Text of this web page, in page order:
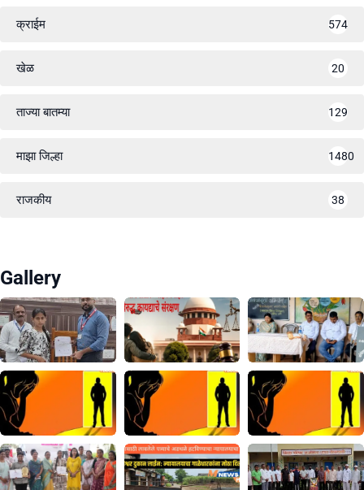
क्राईम 574
खेळ 20
ताज्या बातम्या 129
माझा जिल्हा 1480
राजकीय 38
Gallery